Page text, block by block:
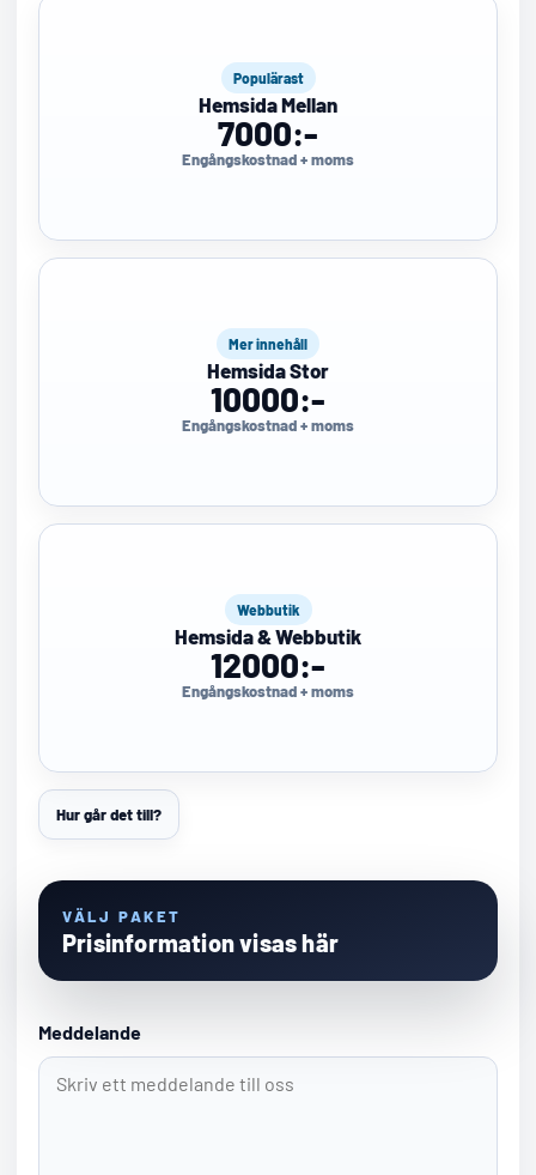
Populärast
Hemsida Mellan
7000:-
Engångskostnad + moms
Mer innehåll
Hemsida Stor
10000:-
Engångskostnad + moms
Webbutik
Hemsida & Webbutik
12000:-
Engångskostnad + moms
Hur går det till?
VÄLJ PAKET
Prisinformation visas här
Meddelande